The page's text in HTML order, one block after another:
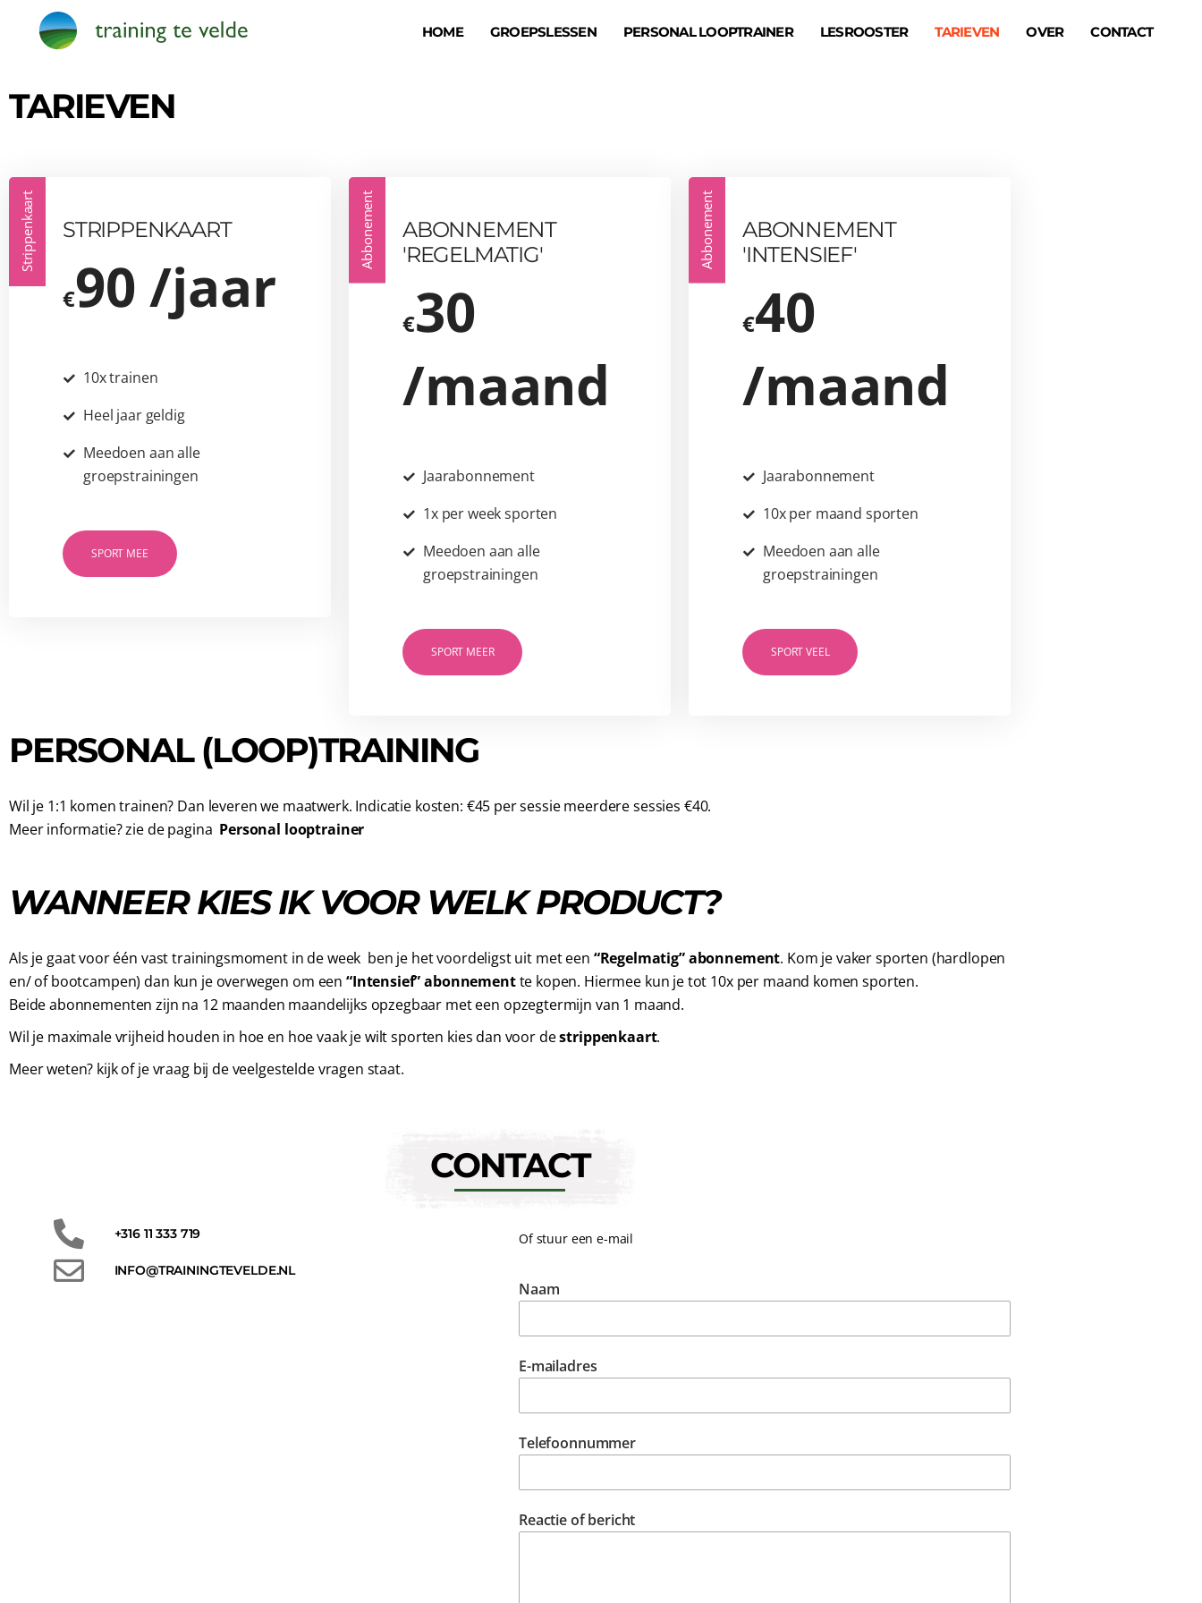
HOME GROEPSLESSEN PERSONAL LOOPTRAINER LESROOSTER TARIEVEN OVER CONTACT
TARIEVEN
Strippenkaart STRIPPENKAART
€90 /jaar
10x trainen
Heel jaar geldig
Meedoen aan alle
groepstrainingen
SPORT MEE
Abbonement
ABONNEMENT
'REGELMATIG'
€30
/maand
Jaarabonnement
1x per week sporten
Meedoen aan alle
groepstrainingen
SPORT MEER
Abbonement
ABONNEMENT
'INTENSIEF'
€40
/maand
Jaarabonnement
10x per maand sporten
Meedoen aan alle
groepstrainingen
SPORT VEEL
PERSONAL (LOOP)TRAINING
Wil je 1:1 komen trainen? Dan leveren we maatwerk. Indicatie kosten: €45 per sessie meerdere sessies €40.
Meer informatie? zie de pagina Personal looptrainer
WANNEER KIES IK VOOR WELK PRODUCT?
Als je gaat voor één vast trainingsmoment in de week ben je het voordeligst uit met een “Regelmatig” abonnement. Kom je vaker sporten (hardlopen
en/ of bootcampen) dan kun je overwegen om een “Intensief” abonnementte kopen. Hiermee kun je tot 10x per maand komen sporten.
Beide abonnementen zijn na 12 maanden maandelijks opzegbaar met een opzegtermijn van 1 maand.
Wil je maximale vrijheid houden in hoe en hoe vaak je wilt sporten kies dan voor destrippenkaart.
Meer weten? kijk of je vraag bij deveelgestelde vragen staat.
CONTACT
+316 11 333 719
INFO@TRAININGTEVELDE.NL
Of stuur een e-mail
Naam
E-mailadres
Telefoonnummer
Reactie of bericht